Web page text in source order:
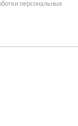
персональных